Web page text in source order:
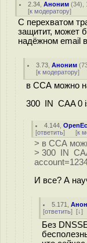
2.34 ,Аноним (34),
[к модератору]
С перехватом
защитит, может
надёжном email
3.73 ,Аноним (
[к модератору]
в ССА можно
300 IN CAA 0
4.144 ,
[ответить] [к
> в ССА
> 300 IN
И все? А
5.171 ,
[ответить] [↓]
Без